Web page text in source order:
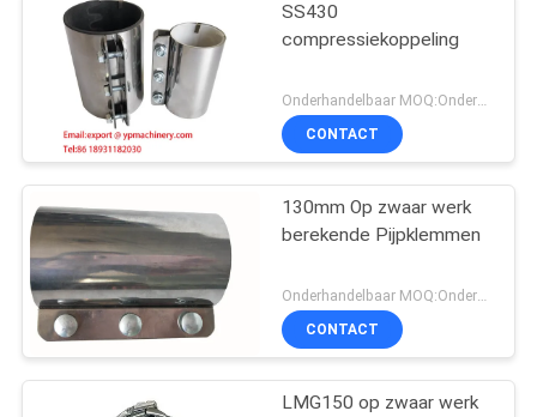
SS430
compressiekoppeling
CONTACT
130mm Op zwaar werk
berekende Pijpklemmen
CONTACT
LMG150 op zwaar werk